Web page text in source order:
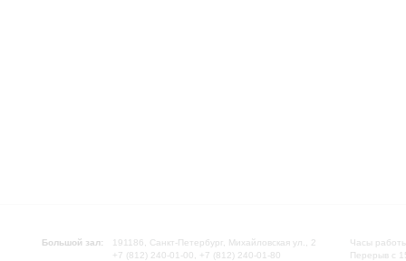
Большой зал:
191186, Санкт-Петербург, Михайловская ул., 2
+7 (812) 240-01-00, +7 (812) 240-01-80
Часы
Перерыв с